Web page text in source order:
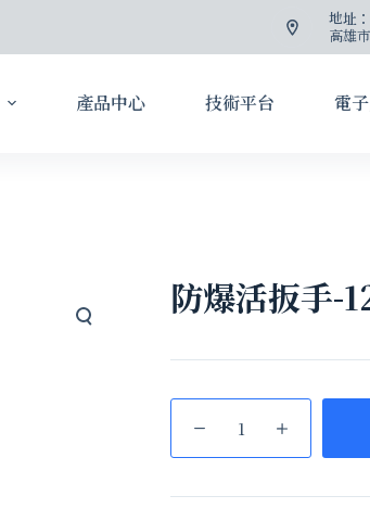
地址：
高雄
產品中心 技術平台 電
防爆活扳手-